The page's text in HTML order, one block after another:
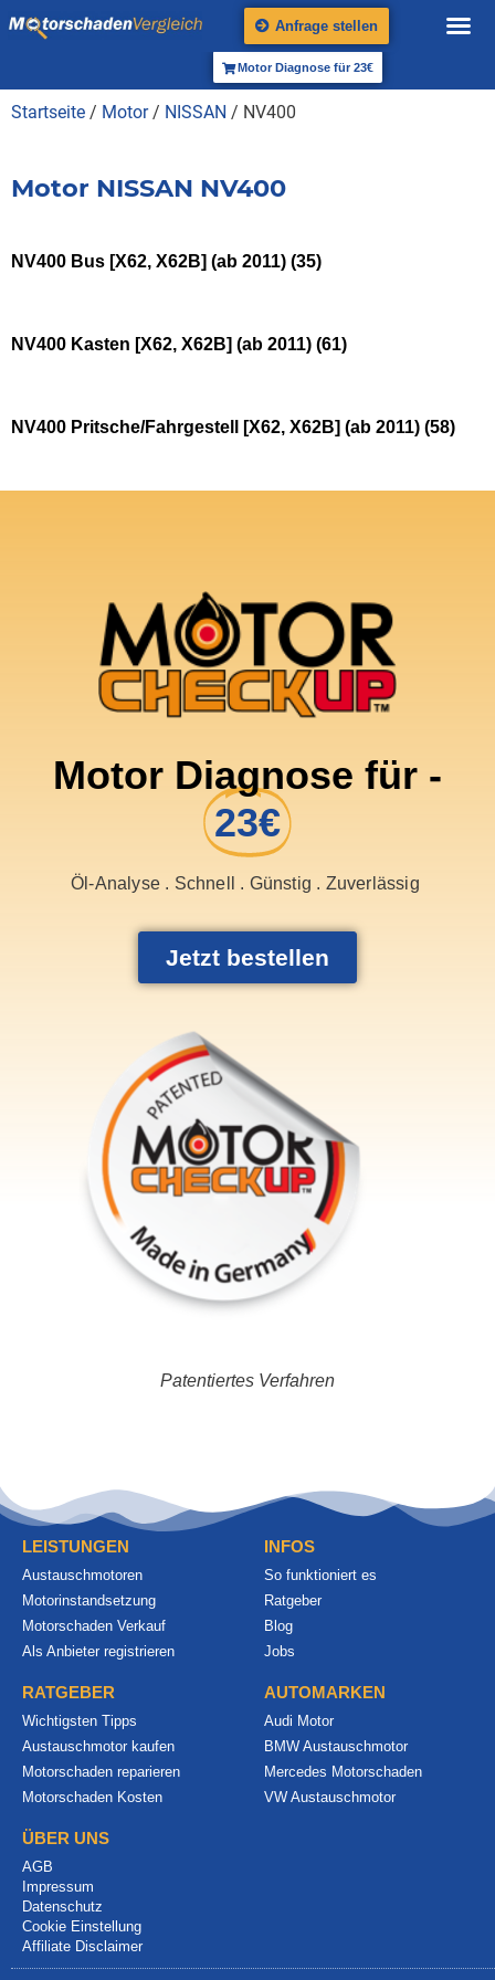
Anfrage stellen
Motor Diagnose für 23€
Startseite / Motor/ NISSAN / NV400
Motor NISSAN NV400
NV400 Bus [X62, X62B] (ab 2011) (35)
NV400 Kasten [X62, X62B] (ab 2011) (61)
NV400 Pritsche/Fahrgestell [X62, X62B] (ab 2011) (58)
Motor Diagnose für -
23€
Öl-Analyse . Schnell . Günstig . Zuverlässig
Jetzt bestellen
Patentiertes Verfahren
LEISTUNGEN
Austauschmotoren
Motorinstandsetzung
Motorschaden Verkauf
Als Anbieter registrieren
INFOS
So funktioniert es
Ratgeber
Blog
Jobs
RATGEBER
Wichtigsten Tipps
Austauschmotor kaufen
Motorschaden reparieren
Motorschaden Kosten
AUTOMARKEN
Audi Motor
BMW Austauschmotor
Mercedes Motorschaden
VW Austauschmotor
ÜBER UNS
AGB
Impressum
Datenschutz
Cookie Einstellung
Affiliate Disclaimer